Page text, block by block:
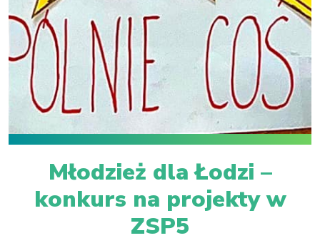
Młodzież dla Łodzi –
konkurs na projekty w
ZSP5